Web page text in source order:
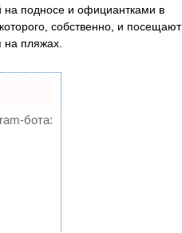
подносе и официантками в
собственно, и посещают
на пляжах.
бота: